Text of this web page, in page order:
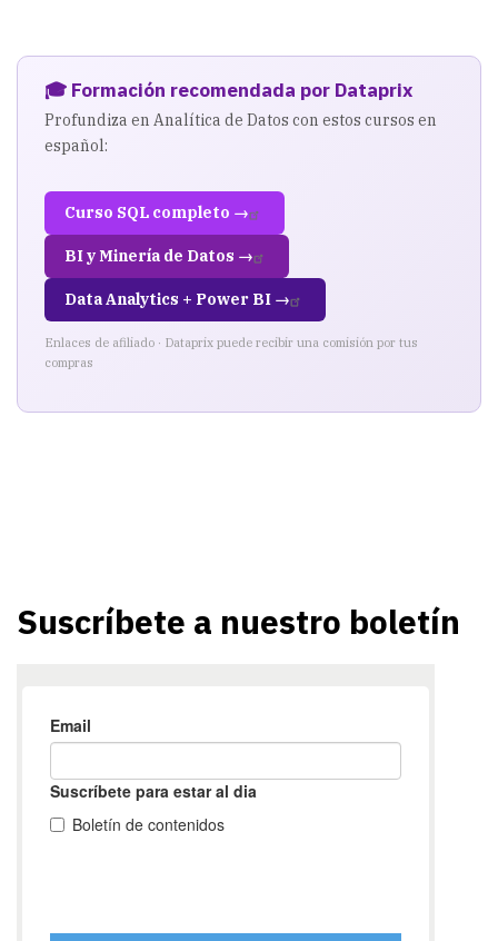
🎓 Formación recomendada por Dataprix
Profundiza en Analítica de Datos con estos cursos en
español:
Curso SQL completo →
BI y Minería de Datos →
Data Analytics + Power BI →
Enlaces de afiliado · Dataprix puede recibir una comisión por tus
compras
Suscríbete a nuestro boletín